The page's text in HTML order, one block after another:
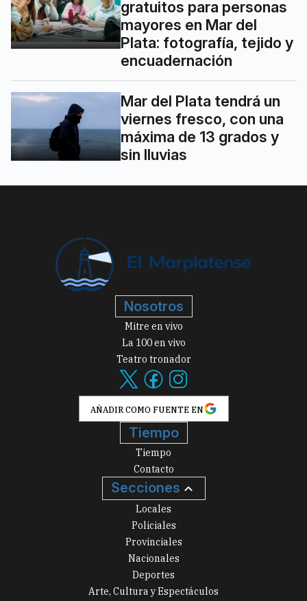
gratuitos para personas
mayores en Mar del
Plata: fotografía, tejido y
encuadernación
Mar del Plata tendrá un
viernes fresco, con una
máxima de 13 grados y
sin lluvias
Nosotros
Mitre en vivo
La 100 en vivo
Teatro tronador
AÑADIR COMO FUENTE EN
Tiempo
Tiempo
Contacto
Secciones
Locales
Policiales
Provinciales
Nacionales
Deportes
Arte, Cultura y Espectáculos